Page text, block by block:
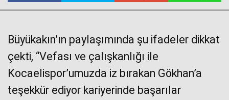
Büyükakın’ın paylaşımında şu ifadeler dikkat
çekti, “Vefası ve çalışkanlığı ile
Kocaelispor’umuzda iz bırakan Gökhan’a
teşekkür ediyor kariyerinde başarılarHaberin Doğru Adresi.